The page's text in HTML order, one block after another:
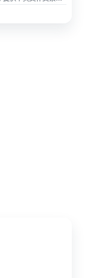
改等功能。网站覆盖
于提升写作表达、检